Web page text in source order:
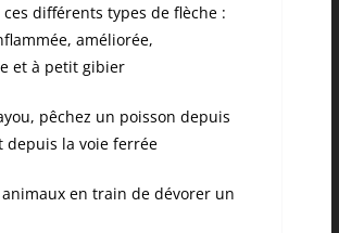
ces différents types de flèche :
améliorée,
et à petit gibier
pêchez un poisson depuis
depuis la voie ferrée
en train de dévorer un